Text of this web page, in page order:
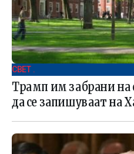
СВЕТ .
Трамп им забрани на
да се запишуваат на